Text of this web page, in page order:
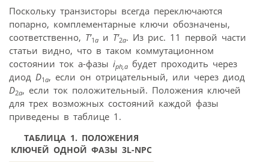
Поскольку транзисторы всегда переключаются
попарно, комплементарные ключи обозначены,
соответственно, T’1a и T’2a. Из рис. 11 первой части
статьи видно, что в таком коммутационном
состоянии ток a-фазы iph,a будет проходить через
диод D1a, если он отрицательный, или через диод
D2a, если ток положительный. Положения ключей
для трех возможных состояний каждой фазы
приведены в таблице 1.
ТАБЛИЦА 1. ПОЛОЖЕНИЯ
КЛЮЧЕЙ ОДНОЙ ФАЗЫ 3L-NPC